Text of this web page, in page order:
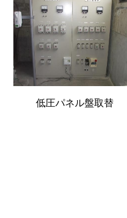
低圧パネル盤取替